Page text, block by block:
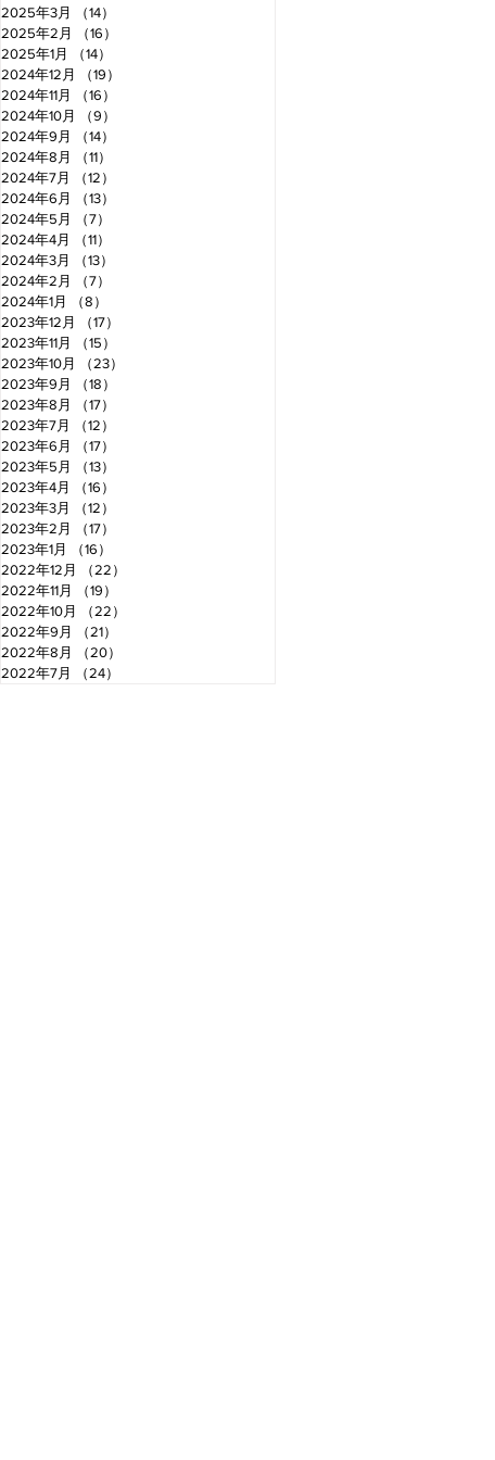
2025年3月
（14）
2025年2月
（16）
2025年1月
（14）
2024年12月
（19）
2024年11月
（16）
2024年10月
（9）
2024年9月
（14）
2024年8月
（11）
2024年7月
（12）
2024年6月
（13）
2024年5月
（7）
2024年4月
（11）
2024年3月
（13）
2024年2月
（7）
2024年1月
（8）
2023年12月
（17）
2023年11月
（15）
2023年10月
（23）
2023年9月
（18）
2023年8月
（17）
2023年7月
（12）
2023年6月
（17）
2023年5月
（13）
2023年4月
（16）
2023年3月
（12）
2023年2月
（17）
2023年1月
（16）
2022年12月
（22）
2022年11月
（19）
2022年10月
（22）
2022年9月
（21）
2022年8月
（20）
2022年7月
（24）